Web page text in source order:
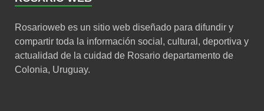
Rosarioweb es un sitio web diseñado para difundir y
compartir toda la información social, cultural, deportiva y
actualidad de la cuidad de Rosario departamento de
Colonia, Uruguay.